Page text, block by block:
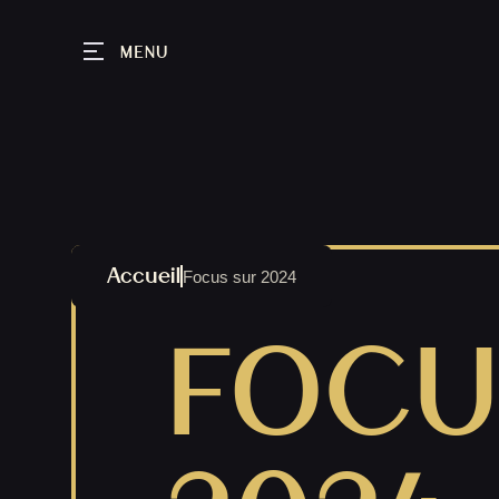
MENU
AccueilFocus sur 2024